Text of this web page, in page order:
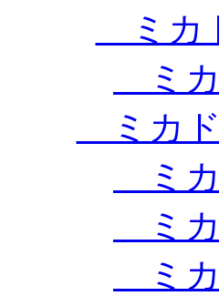
ミカ
ミカ
ミカド
ミカ
ミカ
ミカ